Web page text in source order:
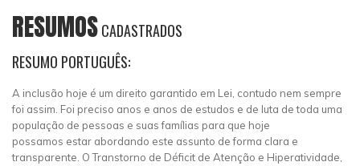
RESUMOSCADASTRADOS
RESUMO PORTUGUÊS:
A inclusão hoje é um direito garantido em Lei, contudo nem sempre
foi assim. Foi preciso anos e anos de estudos e de luta de toda uma
população de pessoas e suas famílias para que hoje
possamos estar abordando este assunto de forma clara e
transparente. O Transtorno de Déficit de Atenção e Hiperatividade,